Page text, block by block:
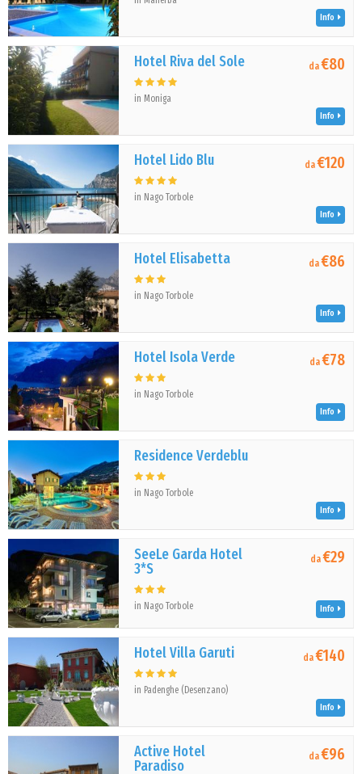
Info
Hotel Riva del Sole
in Moniga
da€80
Info
Hotel Lido Blu
in Nago Torbole
da€120
Info
Hotel Elisabetta
in Nago Torbole
da€86
Info
Hotel Isola Verde
in Nago Torbole
da€78
Info
Residence Verdeblu
in Nago Torbole
Info
SeeLe Garda Hotel
3*S
in Nago Torbole
da€29
Info
Hotel Villa Garuti
in Padenghe (Desenzano)
da€140
Info
Active Hotel
Paradiso
da€96